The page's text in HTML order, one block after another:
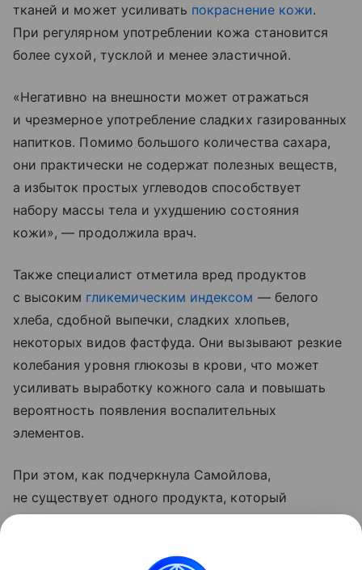
тканей и может усиливать покраснение кожи.
При регулярном употреблении кожа становится
более сухой, тусклой и менее эластичной.
«Негативно на внешности может отражаться
и чрезмерное употребление сладких газированных
напитков. Помимо большого количества сахара,
они практически не содержат полезных веществ,
а избыток простых углеводов способствует
набору массы тела и ухудшению состояния
кожи», — продолжила врач.
Также специалист отметила вред продуктов
с высоким гликемическим индексом — белого
хлеба, сдобной выпечки, сладких хлопьев,
некоторых видов фастфуда. Они вызывают резкие
колебания уровня глюкозы в крови, что может
усиливать выработку кожного сала и повышать
вероятность появления воспалительных
элементов.
При этом, как подчеркнула Самойлова,
не существует одного продукта, который
моментально «испортит» внешность. Гораздо